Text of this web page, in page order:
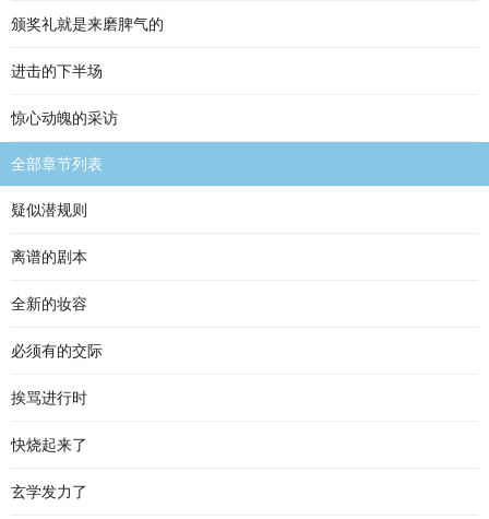
颁奖礼就是来磨脾气的
进击的下半场
惊心动魄的采访
全部章节列表
疑似潜规则
离谱的剧本
全新的妆容
必须有的交际
挨骂进行时
快烧起来了
玄学发力了